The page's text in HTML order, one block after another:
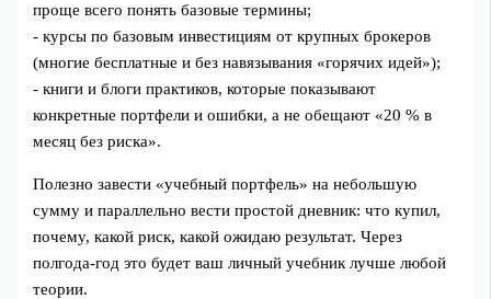
проще всего понять базовые термины;
- курсы по базовым инвестициям от крупных брокеров
(многие бесплатные и без навязывания «горячих идей»);
- книги и блоги практиков, которые показывают
конкретные портфели и ошибки, а не обещают «20 % в
месяц без риска».
Полезно завести «учебный портфель» на небольшую
сумму и параллельно вести простой дневник: что купил,
почему, какой риск, какой ожидаю результат. Через
полгода‑год это будет ваш личный учебник лучше любой
теории.